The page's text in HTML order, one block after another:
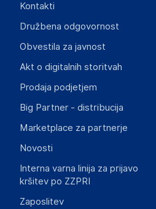
Kontakti
Družbena odgovornost
Obvestila za javnost
Akt o digitalnih storitvah
Prodaja podjetjem
Big Partner - distribucija
Marketplace za partnerje
Novosti
Interna varna linija za prijavo
kršitev po ZZPRI
Zaposlitev